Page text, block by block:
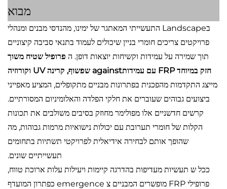
מבוא
בLandscape התעשייתי המאתגר של ימינו, מהנדסי מבנים ומנהלי
פרויקטים צריכים חומרי בניין שיכולים לעמוד בתנאי סביבה קיצוניים
תוך שמירה על עמידות וקשיחות יוצאות דופן. ה פרופיל שטיח משוך
חזק במיוחד FRP עם עמידותagainst שפשוף, קרינה UV וקורוזיה
מייצג התקדמות מהפכנית בפתרונות מבניים מתקופלים, המציע מאפייני
ביצועים גבוהים שעוברים את חלקי הפלדה והאלומיניום המסורתיים.
קרשים חדשניים אלו מפולימר מחוזק בסיבים משולבים את תכונות
הקלות של חומרי תערובת עם יכולות נישואיות מרמות גבוהות, מה
שהופך אותם לבחירה אידיאלית לפרויקטי תשתיות בתחומים
תעשייתיים שונים.
ככל ש תעשיות מעדיפות בהדרגה קיימות ויעילות עלות ארוכת טווח,
פרופילי FRP מופשרים המבניים צ emergence כפתרון המועדף